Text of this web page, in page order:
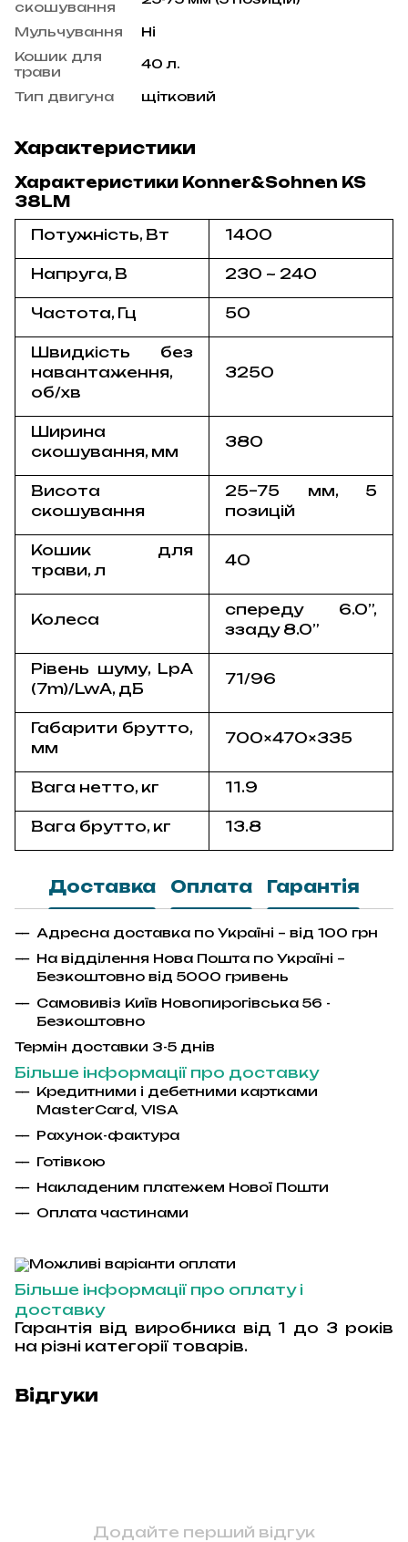
скошування
Мульчування
Ні
Кошик для
трави
40 л.
Тип двигуна щітковий
Характеристики
Характеристики Konner&Sohnen KS
38LM
Потужність, Вт
1400
Напруга, В 230 ~ 240
Частота, Гц 50
Швидкість без
навантаження,
об/хв
3250
Ширина
скошування, мм
380
Висота
скошування
25–75 мм, 5
позицій
Кошик для
трави, л
40
Колеса
спереду 6.0”,
ззаду 8.0”
Рівень шуму, LpA
(7m)/LwA, дБ
71/96
Габарити брутто,
мм
700×470×335
Вага нетто, кг 11.9
Вага брутто, кг 13.8
Доставка Оплата Гарантія
Адресна доставка по Україні – від 100 грн
На відділення Нова Пошта по Україні –
Безкоштовно від 5000 гривень
Самовивіз Київ Новопирогівська 56 -
Безкоштовно
Термін доставки 3-5 днів
Більше інформації про доставку
Кредитними і дебетними картками
MasterCard, VISA
Рахунок-фактура
Готівкою
Накладеним платежем Нової Пошти
Оплата частинами
Більше інформації про оплату і
доставку
Гарантія від виробника від 1 до 3 років
на різні категорії товарів.
Відгуки
Додайте перший відгук